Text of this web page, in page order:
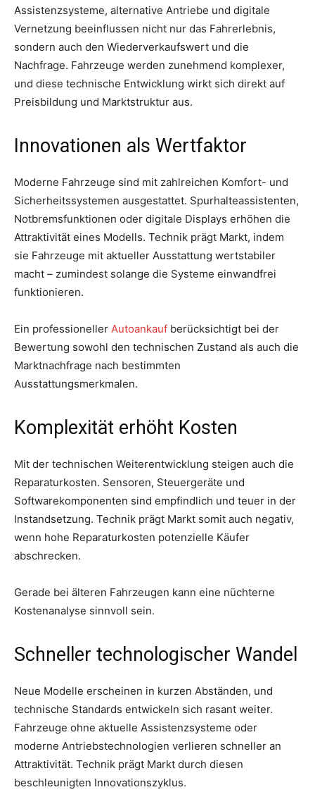
Assistenzsysteme, alternative Antriebe und digitale
Vernetzung beeinflussen nicht nur das Fahrerlebnis,
sondern auch den Wiederverkaufswert und die
Nachfrage. Fahrzeuge werden zunehmend komplexer,
und diese technische Entwicklung wirkt sich direkt auf
Preisbildung und Marktstruktur aus.
Innovationen als Wertfaktor
Moderne Fahrzeuge sind mit zahlreichen Komfort- und
Sicherheitssystemen ausgestattet. Spurhalteassistenten,
Notbremsfunktionen oder digitale Displays erhöhen die
Attraktivität eines Modells. Technik prägt Markt, indem
sie Fahrzeuge mit aktueller Ausstattung wertstabiler
macht – zumindest solange die Systeme einwandfrei
funktionieren.
Ein professioneller Autoankauf berücksichtigt bei der
Bewertung sowohl den technischen Zustand als auch die
Marktnachfrage nach bestimmten
Ausstattungsmerkmalen.
Komplexität erhöht Kosten
Mit der technischen Weiterentwicklung steigen auch die
Reparaturkosten. Sensoren, Steuergeräte und
Softwarekomponenten sind empfindlich und teuer in der
Instandsetzung. Technik prägt Markt somit auch negativ,
wenn hohe Reparaturkosten potenzielle Käufer
abschrecken.
Gerade bei älteren Fahrzeugen kann eine nüchterne
Kostenanalyse sinnvoll sein.
Schneller technologischer Wandel
Neue Modelle erscheinen in kurzen Abständen, und
technische Standards entwickeln sich rasant weiter.
Fahrzeuge ohne aktuelle Assistenzsysteme oder
moderne Antriebstechnologien verlieren schneller an
Attraktivität. Technik prägt Markt durch diesen
beschleunigten Innovationszyklus.